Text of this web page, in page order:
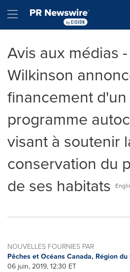
Hamburger menu
Avis aux médias
Wilkinson
financement
programme
visant à soutenir
conservation du
de ses habitats
NOUVELLES FOURNIES PAR
Pêches et Océans Canada, Région
06 juin, 2019, 12:30 ET